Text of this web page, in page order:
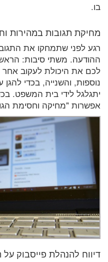
בו.
מחיקת תגובות במהירות
רגע לפני שתמחקו את
ההודעה. משתי סיבות:
לכם את היכולת לעקוב אחר
נוספות, והשנייה, בכדי
יתגלגל לידי בית המשפט.
אפשרות "מחיקה וחסימת
דיווח להנהלת פייסבוק על